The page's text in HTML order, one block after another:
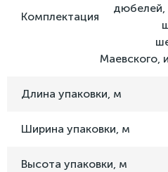
Комплектация
дюбелей,
Маевского,
Длина упаковки, м
Ширина упаковки, м
Высота упаковки, м